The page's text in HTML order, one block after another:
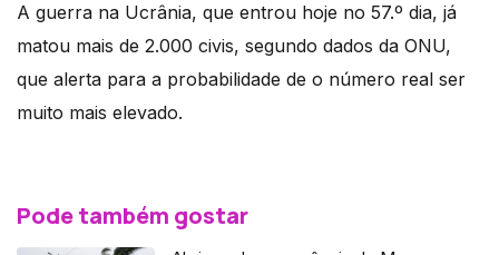
A guerra na Ucrânia, que entrou hoje no 57.º dia, já
matou mais de 2.000 civis, segundo dados da ONU,
que alerta para a probabilidade de o número real ser
muito mais elevado.
Pode também gostar